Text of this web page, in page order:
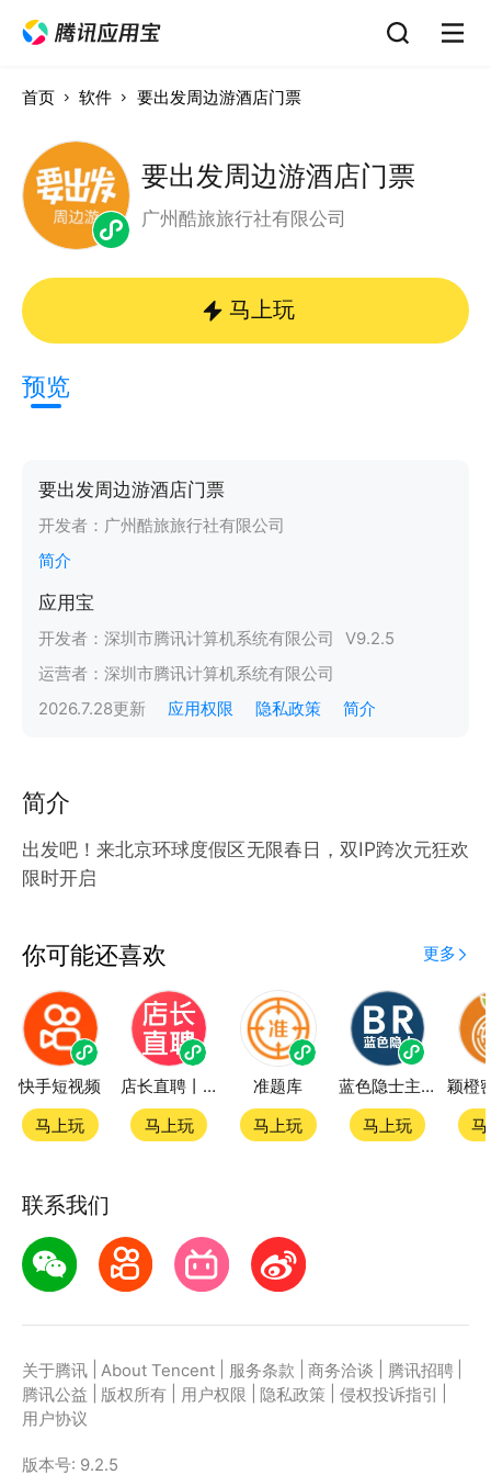
首页 软件 要出发周边游酒店门票
要出发周边游酒店门票
广州酷旅旅行社有限公司
马上玩
预览
要出发周边游酒店门票
开发者： 广州酷旅旅行社有限公司
简介
应用宝
开发者： 深圳市腾讯计算机系统有限公司 V9.2.5
运营者： 深圳市腾讯计算机系统有限公司
2026.7.28更新 应用权限 隐私政策 简介
简介
出发吧！来北京环球度假区无限春日，双IP跨次元狂欢
限时开启
你可能还喜欢 更多
快手短视频
马上玩
店长直聘丨求职招聘找工作
马上玩
准题库
马上玩
蓝色隐士主题站
马上玩
联系我们
关于腾讯 About Tencent 服务条款 商务洽谈 腾讯招聘
腾讯公益
版权所有 用户权限 隐私政策 侵权投诉指引
用户协议
版本号: 9.2.5